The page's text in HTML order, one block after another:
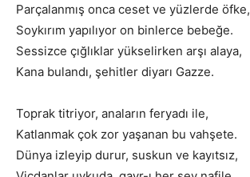
Parçalanmış onca ceset ve yüzlerde öfke,
Soykırım yapılıyor on binlerce bebeğe.
Sessizce çığlıklar yükselirken arşı alaya,
Kana bulandı, şehitler diyarı Gazze.
Toprak titriyor, anaların feryadı ile,
Katlanmak çok zor yaşanan bu vahşete.
Dünya izleyip durur, suskun ve kayıtsız,